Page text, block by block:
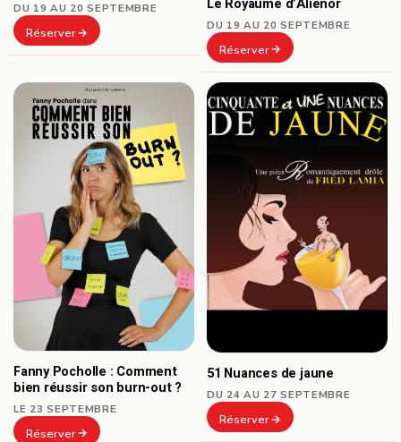
DU 19 AU 20 SEPTEMBRE
Réserver
DU 19 AU 20 SEPTEMBRE
Réserver
Fanny Pocholle : Comment
bien réussir son burn-out ?
LE 23 SEPTEMBRE
Réserver
51 Nuances de jaune
DU 24 AU 27 SEPTEMBRE
Réserver